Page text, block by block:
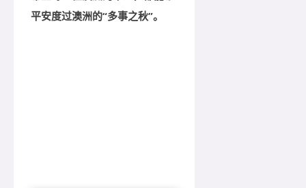
平安度过澳洲的“多事之秋”。